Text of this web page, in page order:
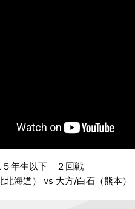
５年生以下 ２回戦
海道） vs 大方/白石（熊本）